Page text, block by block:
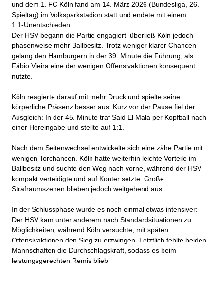
und dem 1. FC Köln fand am 14. März 2026 (Bundesliga, 26.
Spieltag) im Volksparkstadion statt und endete mit einem
1:1‑Unentschieden.
Der HSV begann die Partie engagiert, überließ Köln jedoch
phasenweise mehr Ballbesitz. Trotz weniger klarer Chancen
gelang den Hamburgern in der 39. Minute die Führung, als
Fábio Vieira eine der wenigen Offensivaktionen konsequent
nutzte.
Köln reagierte darauf mit mehr Druck und spielte seine
körperliche Präsenz besser aus. Kurz vor der Pause fiel der
Ausgleich: In der 45. Minute traf Said El Mala per Kopfball nach
einer Hereingabe und stellte auf 1:1.
Nach dem Seitenwechsel entwickelte sich eine zähe Partie mit
wenigen Torchancen. Köln hatte weiterhin leichte Vorteile im
Ballbesitz und suchte den Weg nach vorne, während der HSV
kompakt verteidigte und auf Konter setzte. Große
Strafraumszenen blieben jedoch weitgehend aus.
In der Schlussphase wurde es noch einmal etwas intensiver:
Der HSV kam unter anderem nach Standardsituationen zu
Möglichkeiten, während Köln versuchte, mit späten
Offensivaktionen den Sieg zu erzwingen. Letztlich fehlte beiden
Mannschaften die Durchschlagskraft, sodass es beim
leistungsgerechten Remis blieb.